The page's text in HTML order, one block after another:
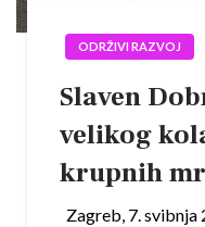
ODRŽIVI RAZVOJ
Slaven
velikog
krupnih
Zagreb, 7. svibnja